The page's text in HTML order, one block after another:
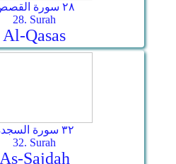
٢٨ سورة القصص
28. Surah
Al-Qasas
٣٢ سورة السجدة
32. Surah
As-­Sajdah